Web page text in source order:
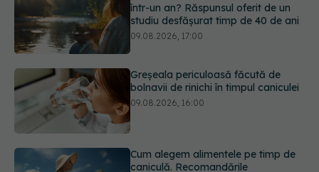
Greșeala periculoasă făcută de
bolnavii de rinichi în timpul caniculei
Cum alegem alimentele pe timp de